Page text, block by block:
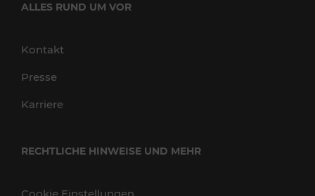
ALLES RUND UM VOR
Kontakt
Presse
Karriere
RECHTLICHE HINWEISE UND MEHR